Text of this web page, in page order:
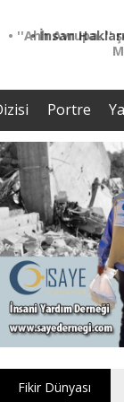
• İnsan
Portre
Fikir Dünyası